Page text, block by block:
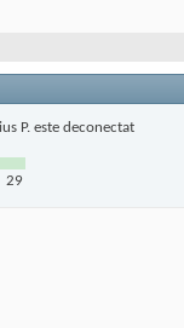
29